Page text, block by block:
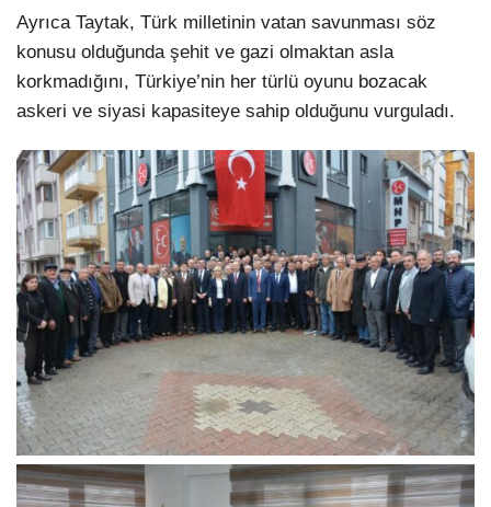
Ayrıca Taytak, Türk milletinin vatan savunması söz
konusu olduğunda şehit ve gazi olmaktan asla
korkmadığını, Türkiye’nin her türlü oyunu bozacak
askeri ve siyasi kapasiteye sahip olduğunu vurguladı.